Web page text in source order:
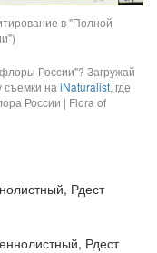
в "Полной
России"? Загружай
съемки на iNaturalist, где
России | Flora of
Рдест
Рдест